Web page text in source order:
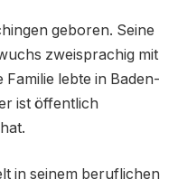
geboren. Seine
zweisprachig mit
lebte in Baden-
ist öffentlich
in seinem beruflichen